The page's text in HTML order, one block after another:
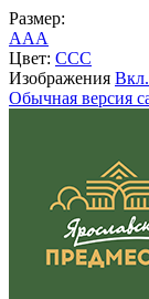
Размер:
AAA
Цвет: CCC
Изображения Вкл.
Обычная версия